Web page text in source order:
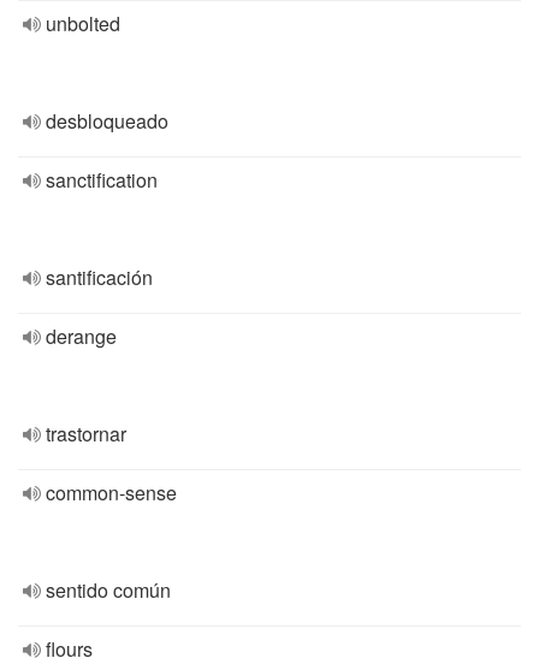
unbolted
desbloqueado
sanctification
santificación
derange
trastornar
common-sense
sentido común
flours